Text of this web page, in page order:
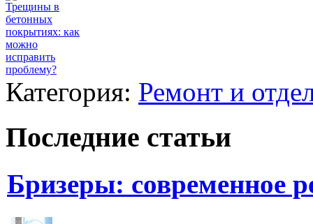
Трещины в
бетонных
покрытиях: как
можно
исправить
проблему?
Категория: Ремонт и
Последние статьи
Бризеры: современное